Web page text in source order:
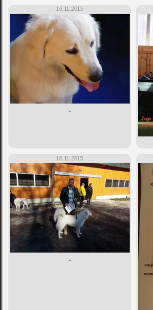
16.11.2015
-
16.11.2015
-